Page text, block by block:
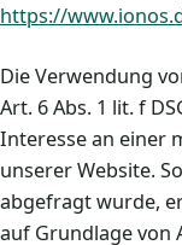
https://
Die Verwendung
Art. 6 Abs. 1 lit. f
Interesse an einer
unserer Website.
abgefragt wurde,
auf Grundlage von